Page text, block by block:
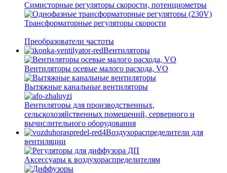
Симисторные регуляторы скорости, потенциометры
Трансформаторные регуляторы скорости
Преобразователи частоты
Вентиляторы
Вентиляторы осевые малого расхода, VO
Вытяжные канальные вентиляторы
Вентиляторы для производственных,
сельскохозяйственных помещений, серверного и
вычислительного оборудования
Воздухораспределители для
вентиляции
Аксессуары к воздухораспределителям